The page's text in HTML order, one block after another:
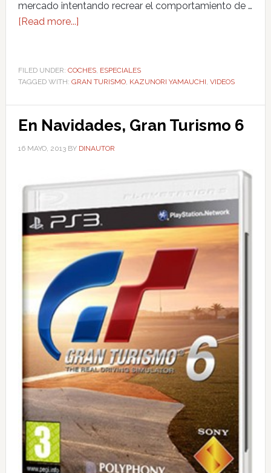
mercado intentando recrear el comportamiento de …
[Read more...]
FILED UNDER: COCHES, ESPECIALES
TAGGED WITH: GRAN TURISMO, KAZUNORI YAMAUCHI, VIDEOS
En Navidades, Gran Turismo 6
16 MAYO, 2013BY DINAUTOR